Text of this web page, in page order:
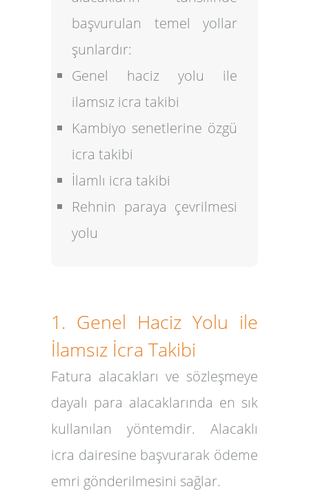
başvurulan temel yollar
şunlardır:
Genel haciz yolu ile
ilamsız icra takibi
Kambiyo senetlerine özgü
icra takibi
İlamlı icra takibi
Rehnin paraya çevrilmesi
yolu
1. Genel Haciz Yolu ile
İlamsız İcra Takibi
Fatura alacakları ve sözleşmeye
dayalı para alacaklarında en sık
kullanılan yöntemdir. Alacaklı
icra dairesine başvurarak ödeme
emri gönderilmesini sağlar.